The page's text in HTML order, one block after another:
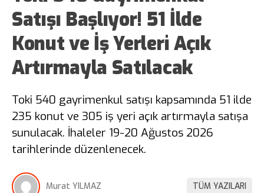
Satışı Başlıyor! 51 İlde
Konut ve İş Yerleri Açık
Artırmayla Satılacak
Toki 540 gayrimenkul satışı kapsamında 51 ilde
235 konut ve 305 iş yeri açık artırmayla satışa
sunulacak. İhaleler 19-20 Ağustos 2026
tarihlerinde düzenlenecek.
Murat YILMAZ TÜM YAZILARI